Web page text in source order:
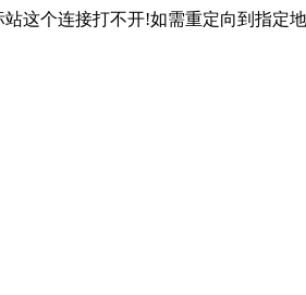
这个连接打不开!如需重定向到指定